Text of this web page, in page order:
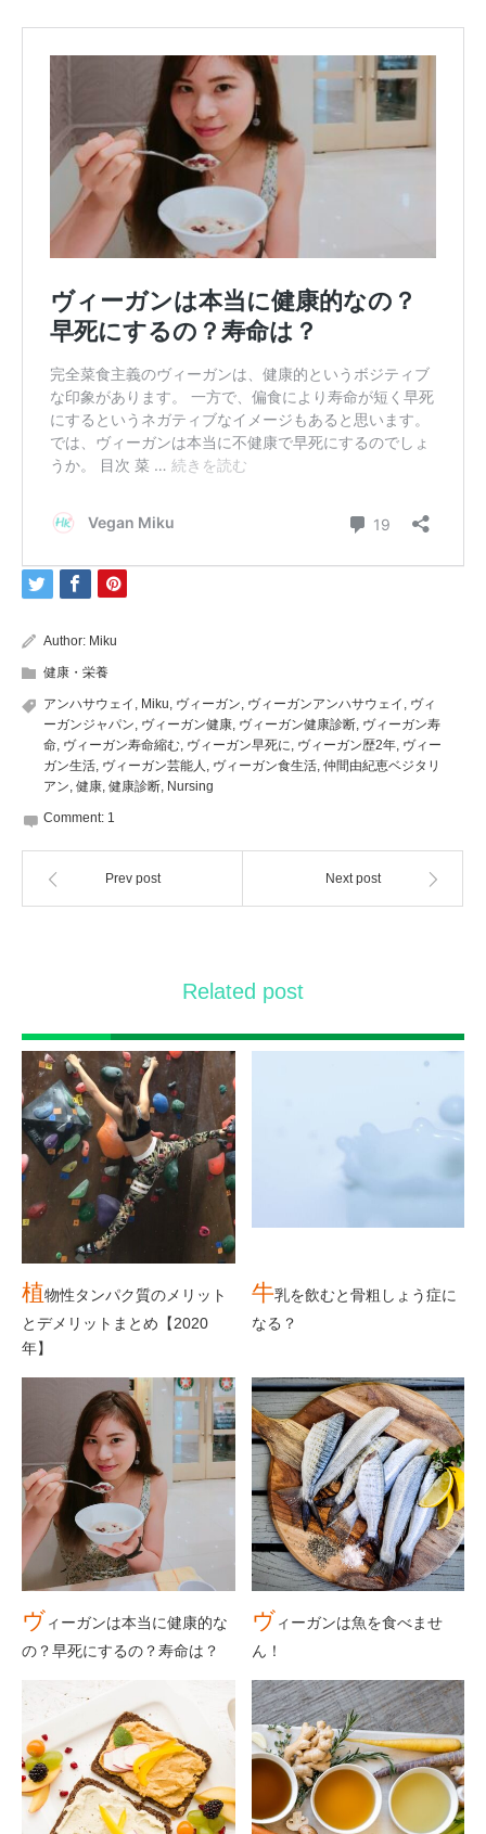
Author: Miku
健康・栄養
アンハサウェイ , Miku, ヴィーガン, ヴィーガンアンハサウェイ , ヴィ
ーガンジャパン, ヴィーガン健康, ヴィーガン健康診断, ヴィーガン寿
命, ヴィーガン寿命縮む, ヴィーガン早死に, ヴィーガン歴2年, ヴィー
ガン生活, ヴィーガン芸能人 , ヴィーガン食生活, 仲間由紀恵ベジタリ
アン, 健康, 健康診断, Nursing
Comment: 1
Prev post Next post
Related post
植物性タンパク質のメリット
とデメリットまとめ【2020
年】
牛乳を飲むと骨粗しょう症に
なる？
ヴィーガンは本当に健康的な
の？早死にするの？寿命は？
ヴ ィーガンは魚を食べませ
ん！